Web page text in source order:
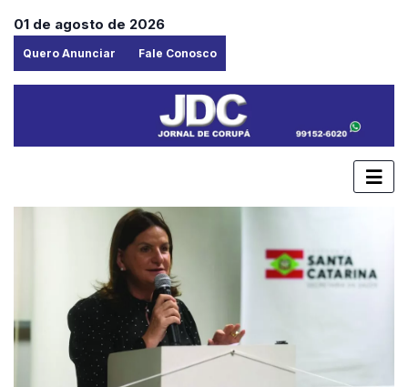
01 de agosto de 2026
Quero Anunciar Fale Conosco